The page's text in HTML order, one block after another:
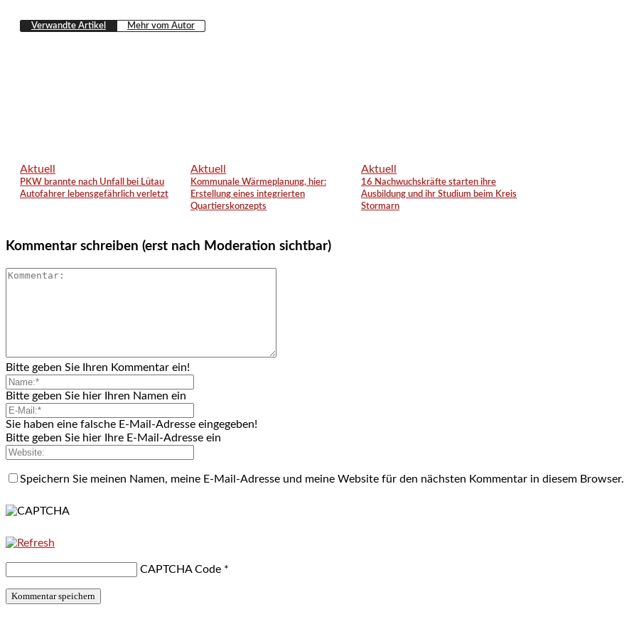
Verwandte Artikel Mehr vom Autor
Aktuell
PKW brannte nach Unfall bei Lütau
Autofahrer lebensgefährlich verletzt
Aktuell
Kommunale Wärmeplanung, hier:
Erstellung eines integrierten
Quartierskonzepts
Aktuell
16 Nachwuchskräfte starten ihre
Ausbildung und ihr Studium beim Kreis
Stormarn
Kommentar schreiben (erst nach Moderation sichtbar)
Bitte geben Sie Ihren Kommentar ein!
Bitte geben Sie hier Ihren Namen ein
Sie haben eine falsche E-Mail-Adresse eingegeben!
Bitte geben Sie hier Ihre E-Mail-Adresse ein
Speichern Sie meinen Namen, meine E-Mail-Adresse und meine Website für den nächsten Kommentar in diesem Browser.
CAPTCHA Code *